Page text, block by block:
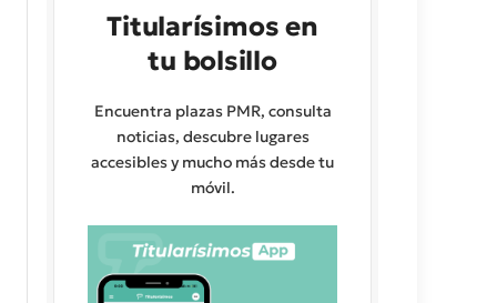
Titularísimos en
tu bolsillo
Encuentra plazas PMR, consulta
noticias, descubre lugares
accesibles y mucho más desde tu
móvil.